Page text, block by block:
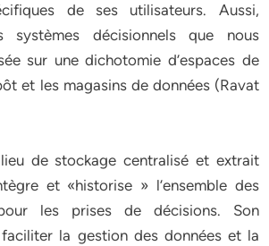
de ses utilisateurs. Aussi,
systèmes décisionnels que nous
sur une dichotomie d’espaces de
et les magasins de données (Ravat
de stockage centralisé et extrait
et «historise » l’ensemble des
les prises de décisions. Son
la gestion des données et la